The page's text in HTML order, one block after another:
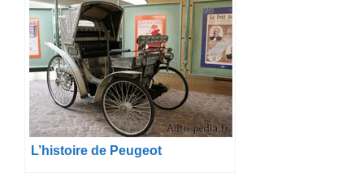
L’histoire de Peugeot